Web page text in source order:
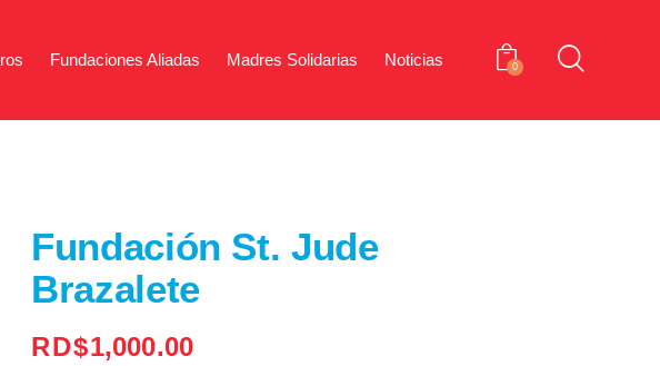
Fundaciones Aliadas Madres Solidarias Noticias 0
Fundación St. Jude
Brazalete
RD$1,000.00